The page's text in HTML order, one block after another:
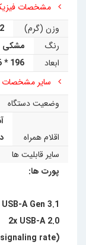
مشخصات
وزن (گرم)
رنگ
مشکی
ابعاد
196 * 196 * 32 میلی‌متر
سایر مشخصات
وضعیت دستگاه
اقلام همراه
سایر قابلیت ها
پورت ها:
A Gen 3.1
2x USB-A 2.0
signaling rate)